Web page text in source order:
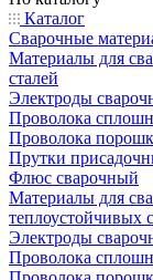
Каталог
Сварочные
Материалы для
сталей
Электроды
Проволока
Проволока
Прутки
Флюс сварочный
Материалы для
теплоустойчивых
Электроды
Проволока